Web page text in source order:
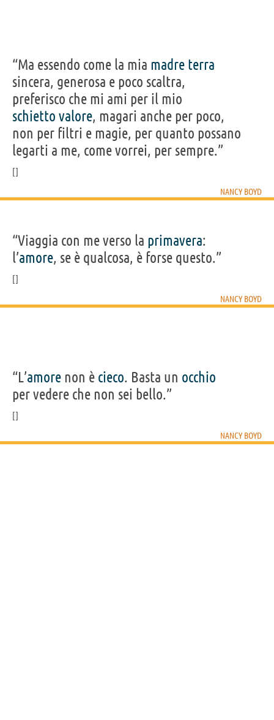
Condividi
Personaggi affini perPROFESSIONE CONTENUTI
“Ma essendo come la mia madre terra
sincera, generosa e poco scaltra,
preferisco che mi ami per il mio
schietto valore, magari anche per poco,
non per filtri e magie, per quanto possano
legarti a me, come vorrei, per sempre.”
NANCY BOYD
“Viaggia con me verso la primavera:
l’amore, se è qualcosa, è forse questo.”
NANCY BOYD
“L’amore non è cieco. Basta un occhio
per vedere che non sei bello.”
NANCY BOYD